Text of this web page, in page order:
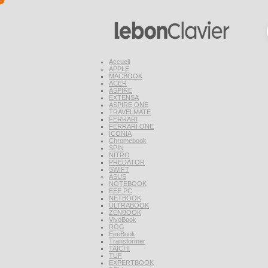
Accueil
APPLE
MACBOOK
ACER
ASPIRE
EXTENSA
ASPIRE ONE
TRAVELMATE
FERRARI
FERRARI ONE
ICONIA
Chromebook
SPIN
NITRO
PREDATOR
SWIFT
ASUS
NOTEBOOK
EEE PC
NETBOOK
ULTRABOOK
ZENBOOK
VivoBook
ROG
EeeBook
Transformer
TAICHI
TUF
EXPERTBOOK